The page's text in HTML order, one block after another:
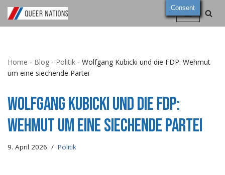
Zum
Home - Blog - Politik - Wolfgang Kubicki und die FDP: Wehmut
um eine siechende Partei
Wolfgang Kubicki und die FDP:
Wehmut um eine siechende Partei
9. April 2026 Politik
Consent